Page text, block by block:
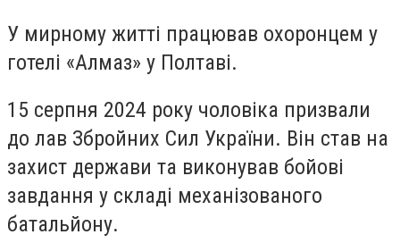
У мирному житті працював охоронцем у
готелі «Алмаз» у Полтаві.
15 серпня 2024 року чоловіка призвали
до лав Збройних Сил України. Він став на
захист держави та виконував бойові
завдання у складі механізованого
батальйону.